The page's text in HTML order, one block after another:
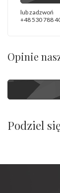
lub zadzwoń
+48 530 788
Opinie
Podziel